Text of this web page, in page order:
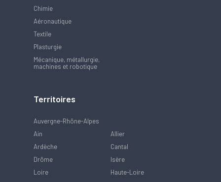
Chimie
Aéronautique
Textile
Plasturgie
Mécanique, métallurgie,
machines et robotique
Territoires
Auvergne-Rhône-Alpes
Ain
Allier
Ardèche
Cantal
Drôme
Isère
Loire
Haute-Loire